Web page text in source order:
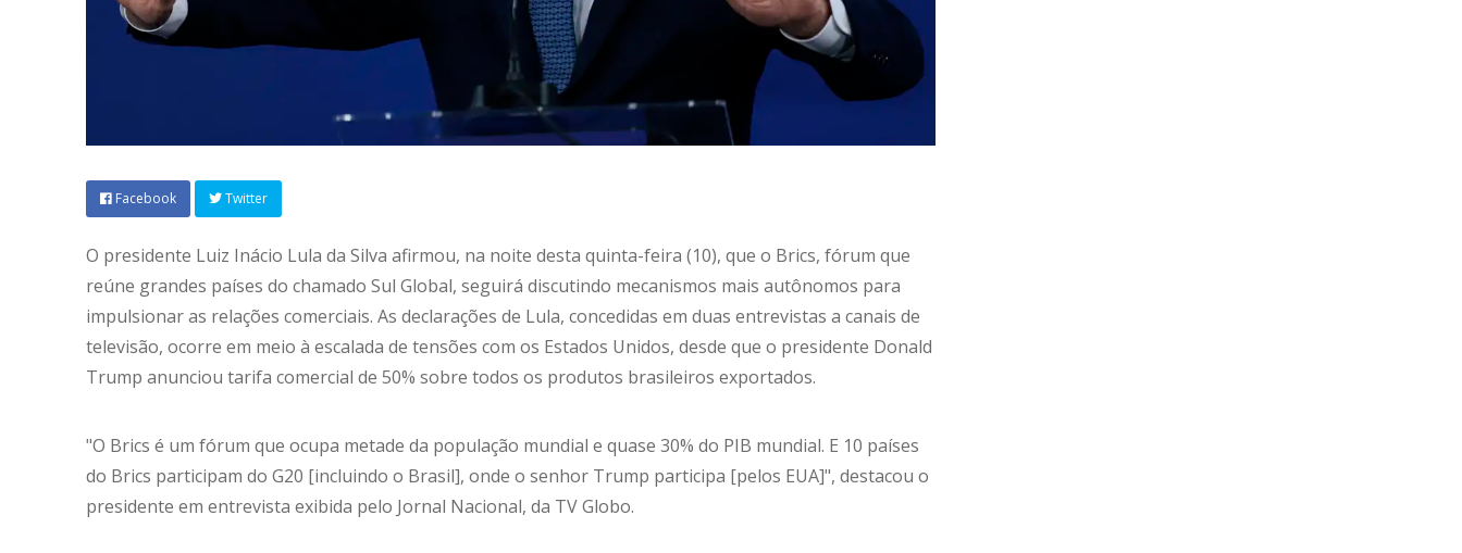
Facebook Twitter
O presidente Luiz Inácio Lula da Silva afirmou, na noite desta quinta-feira (10), que o Brics, fórum que
reúne grandes países do chamado Sul Global, seguirá discutindo mecanismos mais autônomos para
impulsionar as relações comerciais. As declarações de Lula, concedidas em duas entrevistas a canais de
televisão, ocorre em meio à escalada de tensões com os Estados Unidos, desde que o presidente Donald
Trump anunciou tarifa comercial de 50% sobre todos os produtos brasileiros exportados.
"O Brics é um fórum que ocupa metade da população mundial e quase 30% do PIB mundial. E 10 países
do Brics participam do G20 [incluindo o Brasil], onde o senhor Trump participa [pelos EUA]", destacou o
presidente em entrevista exibida pelo Jornal Nacional, da TV Globo.